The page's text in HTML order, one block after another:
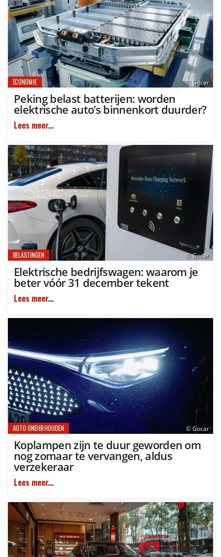
© Gocar
ECONOMIE
Peking belast batterijen: worden
elektrische auto’s binnenkort duurder?
Lees meer...
© Gocar
BELASTINGEN
Elektrische bedrijfswagen: waarom je
beter vóór 31 december tekent
Lees meer...
© Gocar
AUTO ONDERHOUDEN
Koplampen zijn te duur geworden om
nog zomaar te vervangen, aldus
verzekeraar
Lees meer...